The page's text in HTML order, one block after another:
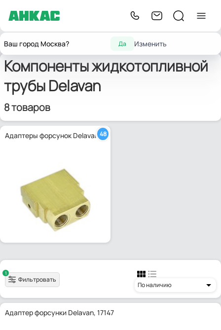
Ваш город Москва? Да Изменить
Главнаягорелок
трубы
Компоненты жидкотопливной
трубы Delavan
8 товаров
Адаптеры форсунок Delavan48
1
Фильтровать
По наличию
Адаптер форсунки Delavan, 17147